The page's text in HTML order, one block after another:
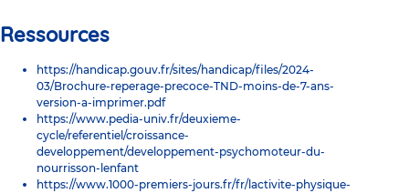
Ressources
https://handicap.gouv.fr/sites/handicap/files/2024-
03/Brochure-reperage-precoce-TND-moins-de-7-ans-
version-a-imprimer.pdf
https://www.pedia-univ.fr/deuxieme-
cycle/referentiel/croissance-
developpement/developpement-psychomoteur-du-
nourrisson-lenfant
https://www.1000-premiers-jours.fr/fr/lactivite-physique-